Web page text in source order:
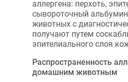
аллергена: перхоть,
сывороточный
животных с
получают путем
эпителиального слоя
Распространенность
домашним животным